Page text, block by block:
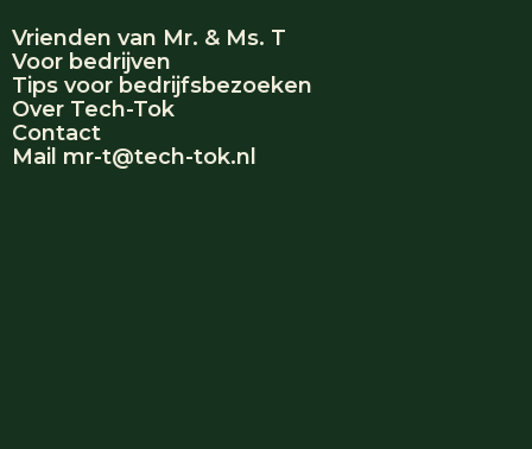
Vrienden van Mr. & Ms. T
Voor bedrijven
Tips voor bedrijfsbezoeken
Over Tech-Tok
Contact
Mail mr-t@tech-tok.nl